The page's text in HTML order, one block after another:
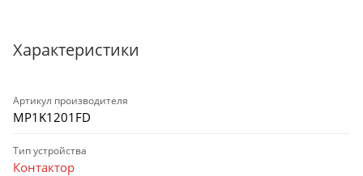
Характеристики
Артикул производителя
MP1K1201FD
Тип устройства
Контактор